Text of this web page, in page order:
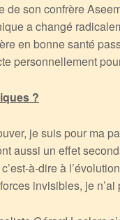
de son confrère
a changé
en bonne santé
personnellement
?
je suis pour ma
aussi un effet
à-dire à
invisibles, je